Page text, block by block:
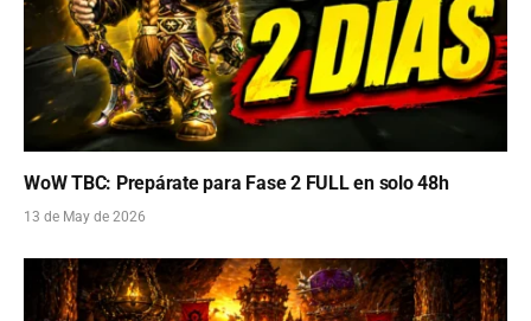
WoW TBC: Prepárate para Fase 2 FULL en solo 48h
13 de May de 2026